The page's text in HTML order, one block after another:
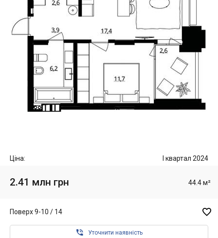
Ціна: I квартал 2024
2.41 млн грн 44.4 м²
Поверх 9-10 / 14 
 Уточнити наявність